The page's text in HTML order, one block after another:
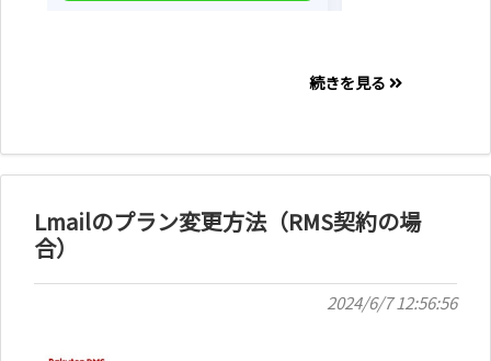
続きを見る
Lmailのプラン変更方法（RMS契約の場
合）
2024/6/7 12:56:56